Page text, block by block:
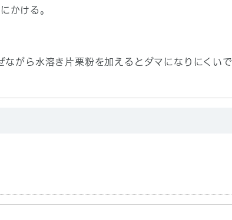
かける。
がら水溶き片栗粉を加えるとダマになりにくい